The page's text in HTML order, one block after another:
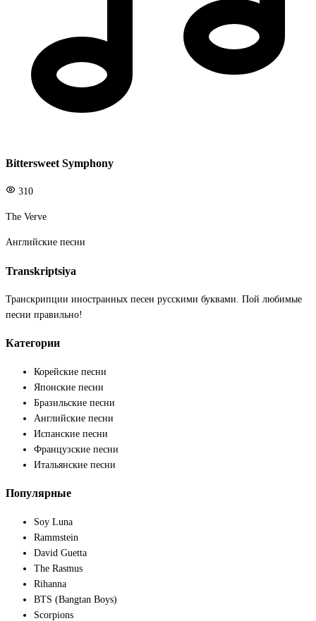
Bittersweet Symphony
310
The Verve
Английские песни
Transkriptsiya
Транскрипции иностранных песен русскими буквами. Пой любимые
песни правильно!
Категории
Корейские песни
Японские песни
Бразильские песни
Английские песни
Испанские песни
Французские песни
Итальянские песни
Популярные
Soy Luna
Rammstein
David Guetta
The Rasmus
Rihanna
BTS (Bangtan Boys)
Scorpions